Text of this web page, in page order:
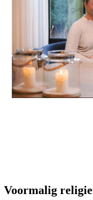
Voormalig